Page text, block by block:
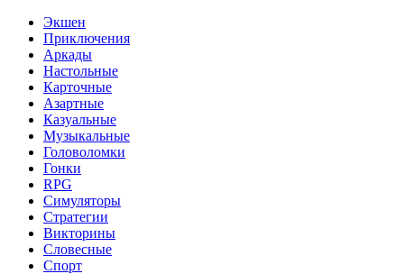
Экшен
Приключения
Аркады
Настольные
Карточные
Азартные
Казуальные
Музыкальные
Головоломки
Гонки
RPG
Симуляторы
Стратегии
Викторины
Словесные
Спорт